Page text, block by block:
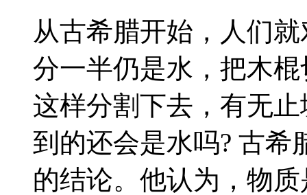
从古希腊开始，人们
分一半仍是水，把木
这样分割下去，有无
到的还会是水吗? 古希
的结论。他认为，物